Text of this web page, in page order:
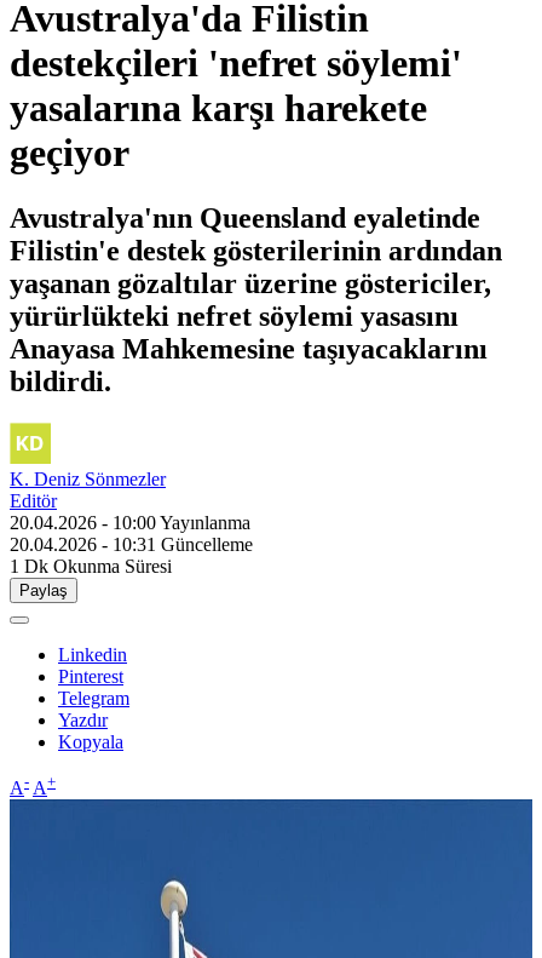
Avustralya'da Filistin
destekçileri 'nefret söylemi'
yasalarına karşı harekete
geçiyor
Avustralya'nın Queensland eyaletinde
Filistin'e destek gösterilerinin ardından
yaşanan gözaltılar üzerine göstericiler,
yürürlükteki nefret söylemi yasasını
Anayasa Mahkemesine taşıyacaklarını
bildirdi.
K. Deniz Sönmezler
Editör
20.04.2026 - 10:00Yayınlanma
20.04.2026 - 10:31 Güncelleme
1 Dk Okunma Süresi
Paylaş
Linkedin
Pinterest
Telegram
Yazdır
Kopyala
A- A+